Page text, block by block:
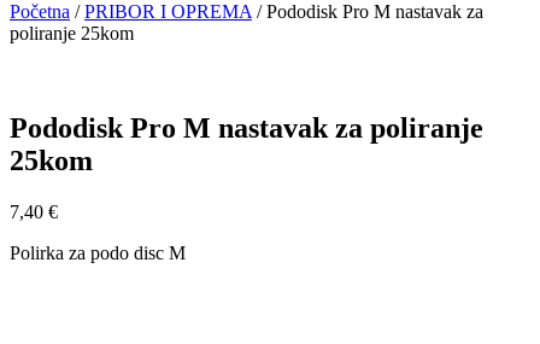
Početna / PRIBOR I OPREMA /Pododisk Pro M nastavak za
poliranje 25kom
Pododisk Pro M nastavak za poliranje
25kom
7,40 €
Polirka za podo disc M